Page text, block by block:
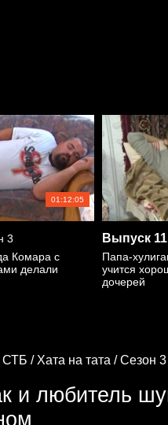
01:12:05
3
Комара с
делали
Выпуск 11
Папа-
учится
дочерей
СТБ / Хата на тата /Сезон
и любитель